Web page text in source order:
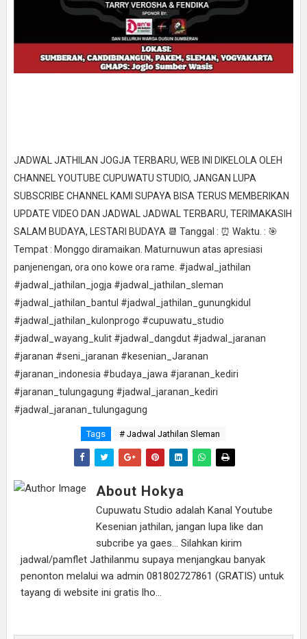
JADWAL JATHILAN JOGJA TERBARU, WEB INI DIKELOLA OLEH
CHANNEL YOUTUBE CUPUWATU STUDIO, JANGAN LUPA
SUBSCRIBE CHANNEL KAMI SUPAYA BISA TERUS MEMBERIKAN
UPDATE VIDEO DAN JADWAL JADWAL TERBARU, TERIMAKASIH
SALAM BUDAYA, LESTARI BUDAYA 📆 Tanggal : ⏰ Waktu. : 🎯
Tempat : Monggo diramaikan. Maturnuwun atas apresiasi
panjenengan, ora ono kowe ora rame. #jadwal_jathilan
#jadwal_jathilan_jogja #jadwal_jathilan_sleman
#jadwal_jathilan_bantul #jadwal_jathilan_gunungkidul
#jadwal_jathilan_kulonprogo #cupuwatu_studio
#jadwal_wayang_kulit #jadwal_dangdut #jadwal_jaranan
#jaranan #seni_jaranan #kesenian_Jaranan
#jaranan_indonesia #budaya_jawa #jaranan_kediri
#jaranan_tulungagung #jadwal_jaranan_kediri
#jadwal_jaranan_tulungagung
Tags # Jadwal Jathilan Sleman
About Hokya
Cupuwatu Studio adalah Kanal Youtube
Kesenian jathilan, jangan lupa like dan
subcribe ya gaes... Silahkan kirim
jadwal/pamflet Jathilanmu supaya menjangkau banyak
penonton melalui wa admin 081802727861 (GRATIS) untuk
tayang di website ini gratis lho...